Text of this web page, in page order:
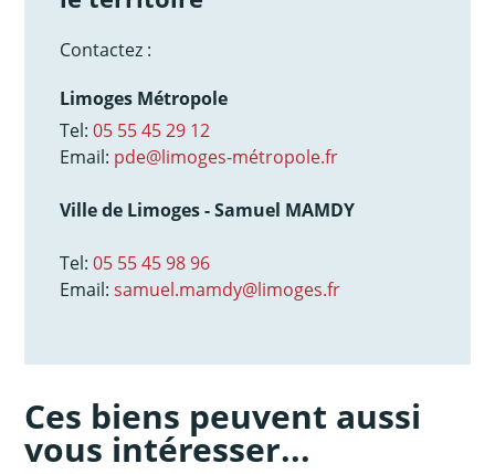
Contactez :
Limoges Métropole
Tel:05 55 45 29 12
Email: pde@limoges-métropole.fr
Ville de Limoges - Samuel MAMDY
Tel:05 55 45 98 96
Email:samuel.mamdy@limoges.fr
Ces biens peuvent aussi
vous intéresser...